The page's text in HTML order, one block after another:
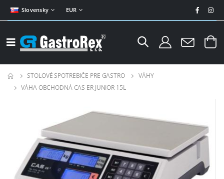
Slovensky EUR
STOLOVÉ SPOTREBIČE PRE GASTRO
VÁHY
VÁHA OBCHODNÁ CAS ER JUNIOR 15L